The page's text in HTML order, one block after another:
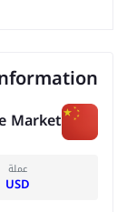
Market
عملة
USD